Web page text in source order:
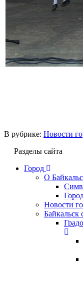
В рубрике: Новости
Разделы сайта
Город
О
Новости
Байкальск